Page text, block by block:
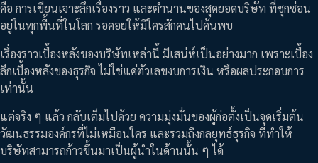
คือ การเขียนเจาะลึกเรื่องราว และตำนานของสุดยอดบริษัท ที่ซุกซ่อน
อยู่ในทุกพื้นที่ในโลก รอคอยให้มีใครสักคนไปค้นพบ
เรื่องราวเบื้องหลังของบริษัทเหล่านี้ มีเสน่ห์เป็นอย่างมาก เพราะเบื้อง
ลึกเบื้องหลังของธุรกิจ ไม่ใช่แค่ตัวเลขงบการเงิน หรือผลประกอบการ
เท่านั้น
แต่จริง ๆ แล้ว กลับเต็มไปด้วย ความมุ่งมั่นของผู้ก่อตั้งเป็นจุดเริ่มต้น
วัฒนธรรมองค์กรที่ไม่เหมือนใคร และรวมถึงกลยุทธ์ธุรกิจ ที่ทำให้
บริษัทสามารถก้าวขึ้นมาเป็นผู้นำในด้านนั้น ๆ ได้